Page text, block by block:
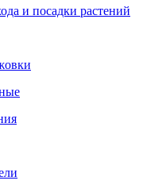
и посадки растений